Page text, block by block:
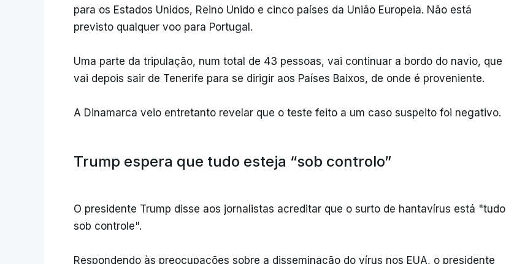
para os Estados Unidos, Reino Unido e cinco países da União Europeia. Não está
previsto qualquer voo para Portugal.
Uma parte da tripulação, num total de 43 pessoas, vai continuar a bordo do navio, que
vai depois sair de Tenerife para se dirigir aos Países Baixos, de onde é proveniente.
A Dinamarca veio entretanto revelar que o teste feito a um caso suspeito foi negativo.
Trump espera que tudo esteja “sob controlo”
O presidente Trump disse aos jornalistas acreditar que o surto de hantavírus está "tudo
sob controle".
Respondendo às preocupações sobre a disseminação do vírus nos EUA, o presidente